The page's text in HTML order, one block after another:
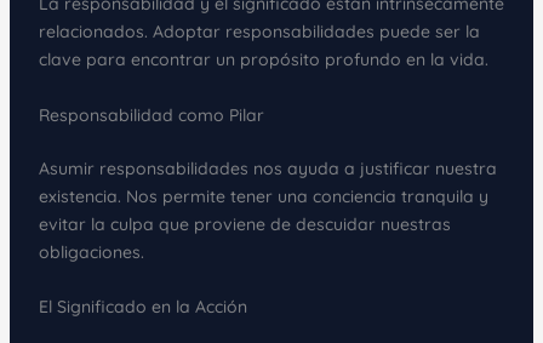
relacionados. Adoptar responsabilidades puede ser la
clave para encontrar un propósito profundo en la vida.
Responsabilidad como Pilar
Asumir responsabilidades nos ayuda a justificar nuestra
existencia. Nos permite tener una conciencia tranquila y
evitar la culpa que proviene de descuidar nuestras
obligaciones.
El Significado en la Acción